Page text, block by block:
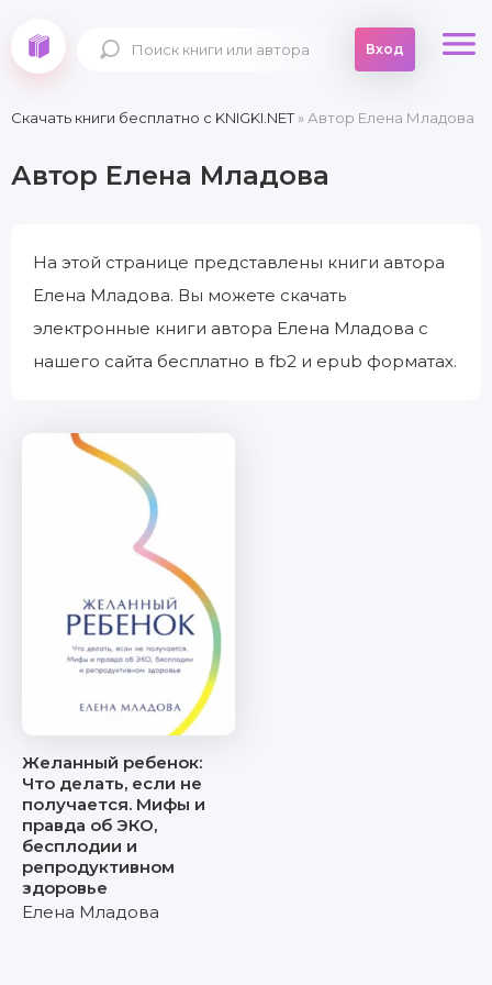
Вход
Скачать книги бесплатно c KNIGKI.NET» Автор Елена Младова
Автор Елена Младова
На этой странице представлены книги автора
Елена Младова. Вы можете скачать
электронные книги автора Елена Младова с
нашего сайта бесплатно в fb2 и epub форматах.
Желанный ребенок:
Что делать, если не
получается. Мифы и
правда об ЭКО,
бесплодии и
репродуктивном
здоровье
Елена Младова